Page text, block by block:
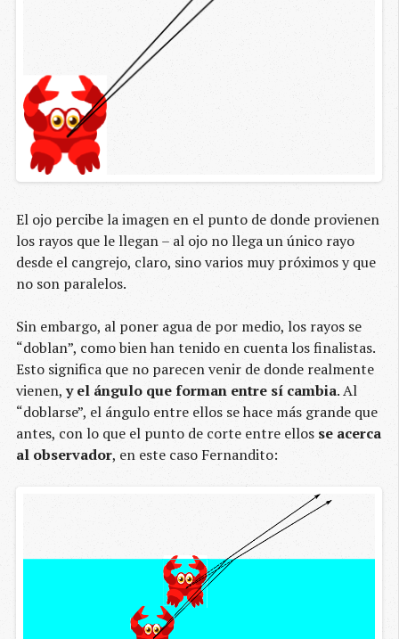
El ojo percibe la imagen en el punto de donde provienen
los rayos que le llegan – al ojo no llega un único rayo
desde el cangrejo, claro, sino varios muy próximos y que
no son paralelos.
Sin embargo, al poner agua de por medio, los rayos se
“doblan”, como bien han tenido en cuenta los finalistas.
Esto significa que no parecen venir de donde realmente
vienen,y el ángulo que forman entre sí cambia. Al
“doblarse”, el ángulo entre ellos se hace más grande que
antes, con lo que el punto de corte entre ellos se acerca
al observador, en este caso Fernandito: